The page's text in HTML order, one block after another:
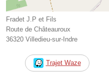
Fradet J.P et Fils
Route de Châteauroux
36320 Villedieu-sur-Indre
Trajet Waze